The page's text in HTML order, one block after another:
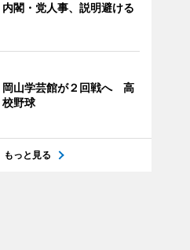
内閣・党人事、説明避ける
岡山学芸館が２回戦へ 高
校野球
もっと見る